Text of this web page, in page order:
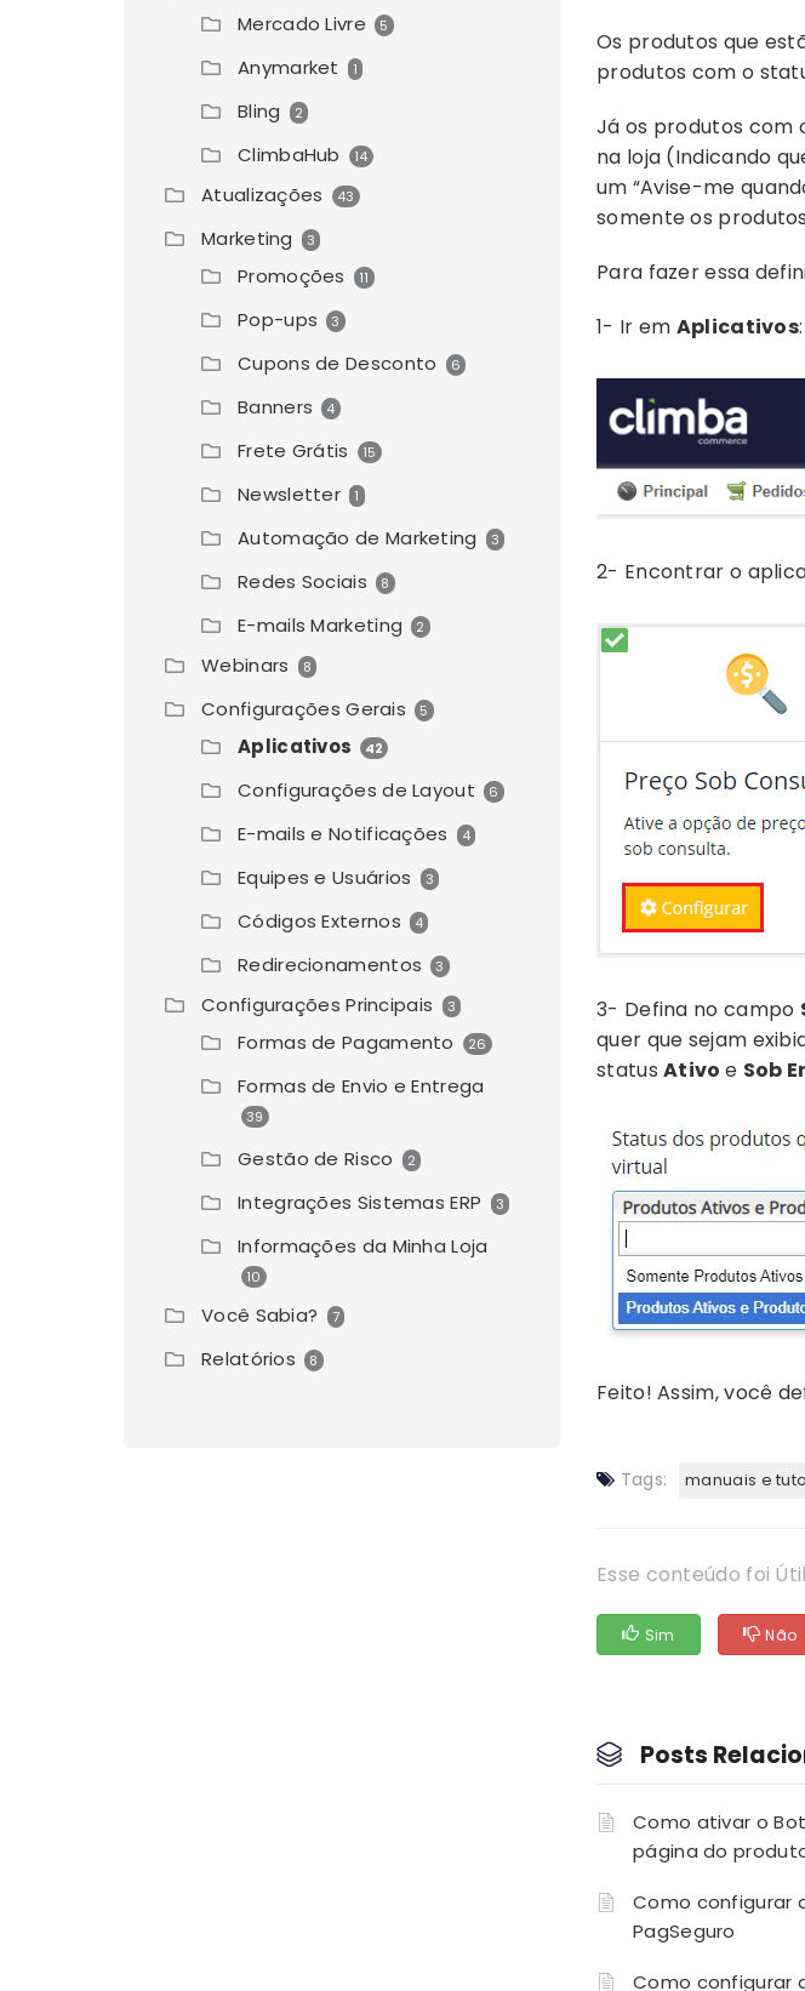
Mercado Livre 5
Anymarket 1
Bling 2
ClimbaHub 14
Atualizações 43
Marketing 3
Promoções 11
Pop-ups 3
Cupons de Desconto 6
Banners 4
Frete Grátis 15
Newsletter 1
Automação de Marketing 3
Redes Sociais 8
E-mails Marketing 2
Webinars 8
Configurações Gerais 5
Aplicativos 42
Configurações de Layout 6
E-mails e Notificações 4
Equipes e Usuários 3
Códigos Externos 4
Redirecionamentos 3
Configurações Principais 3
Formas de Pagamento 26
Formas de Envio e Entrega
39
Gestão de Risco 2
Integrações Sistemas ERP 3
Informações da Minha Loja
10
Você Sabia? 7
Relatórios 8
Os produtos que
produtos com o
Já os produtos com
na loja (Indicando
um “Avise-me
somente os
Para fazer essa
1- Ir em Aplicativos:
2- Encontrar o
3- Defina no campo
quer que sejam
statusAtivo e Sob
Feito! Assim, você
Tags: manuais e
Esse conteúdo foi
Sim Não
Posts
Como ativar o
página do
Como configurar
PagSeguro
Como configurar